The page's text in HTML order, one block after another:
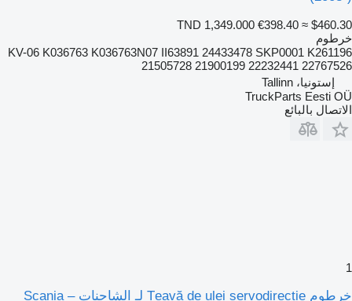
TND 1,349.000 €398.40 ≈ $460.30
خرطوم
KV-06 K036763 K036763N07 II63891 24433478 SKP0001 K261196
21505728 21900199 22232441 22767526
إستونيا، Tallinn
TruckParts Eesti OÜ
الاتصال بالبائع
1
خرطوم Țeavă de ulei servodirecție لـ الشاحنات Scania –